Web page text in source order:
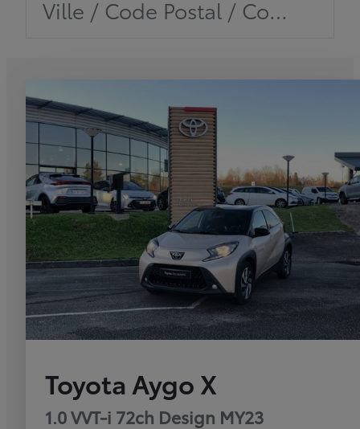
Ville / Code Postal / Concession
Toyota Aygo X
1.0 VVT-i 72ch Design MY23